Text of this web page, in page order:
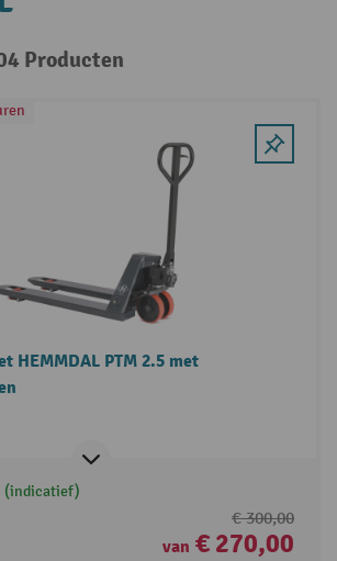
Producten
HEMMDAL PTM 2.5 met
(indicatief)
€ 300,00
van € 270,00